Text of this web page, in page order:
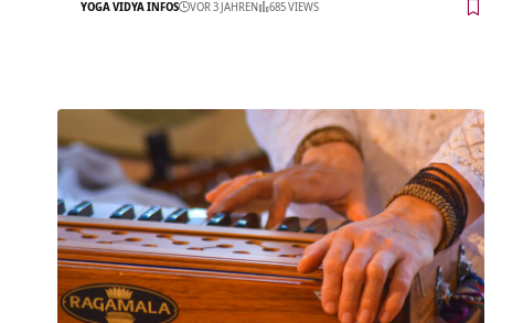
YOGA VIDYA INFOS VOR 3 JAHREN 685 VIEWS